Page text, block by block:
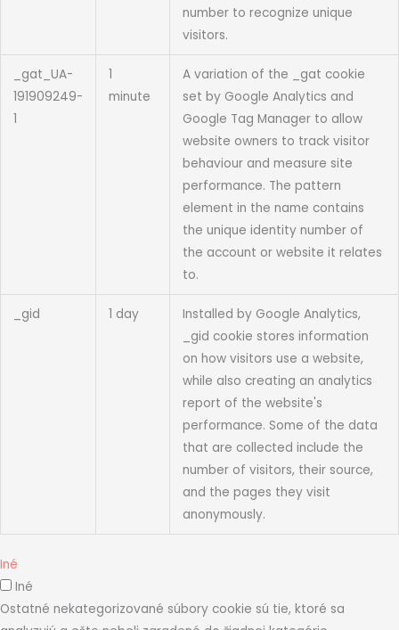
number to recognize unique
visitors.
_gat_UA-
191909249-
1
1
minute
A variation of the _gat cookie
set by Google Analytics and
Google Tag Manager to allow
website owners to track visitor
behaviour and measure site
performance. The pattern
element in the name contains
the unique identity number of
the account or website it relates
to.
_gid 1 day
Installed by Google Analytics,
_gid cookie stores information
on how visitors use a website,
while also creating an analytics
report of the website's
performance. Some of the data
that are collected include the
number of visitors, their source,
and the pages they visit
anonymously.
Iné
Iné
Ostatné nekategorizované súbory cookie sú tie, ktoré sa